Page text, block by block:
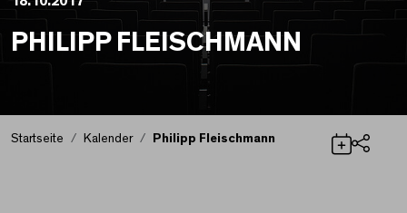
PHILIPP FLEISCHMANN
Startseite Kalender Philipp Fleischmann